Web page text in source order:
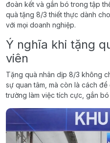
đoàn kết và gắn bó trong tập
quà tặng 8/3 thiết thực dành
với mọi doanh nghiệp.
Ý nghĩa khi tặng
viên
Tặng quà nhân dịp 8/3 không
sự quan tâm, mà còn là cách
trường làm việc tích cực, gắn